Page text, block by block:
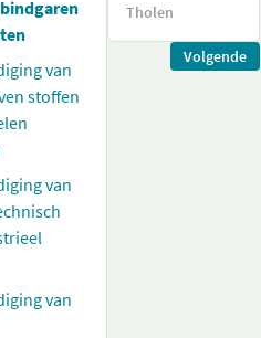
van
stoffen
van
van
Tholen
Volgende